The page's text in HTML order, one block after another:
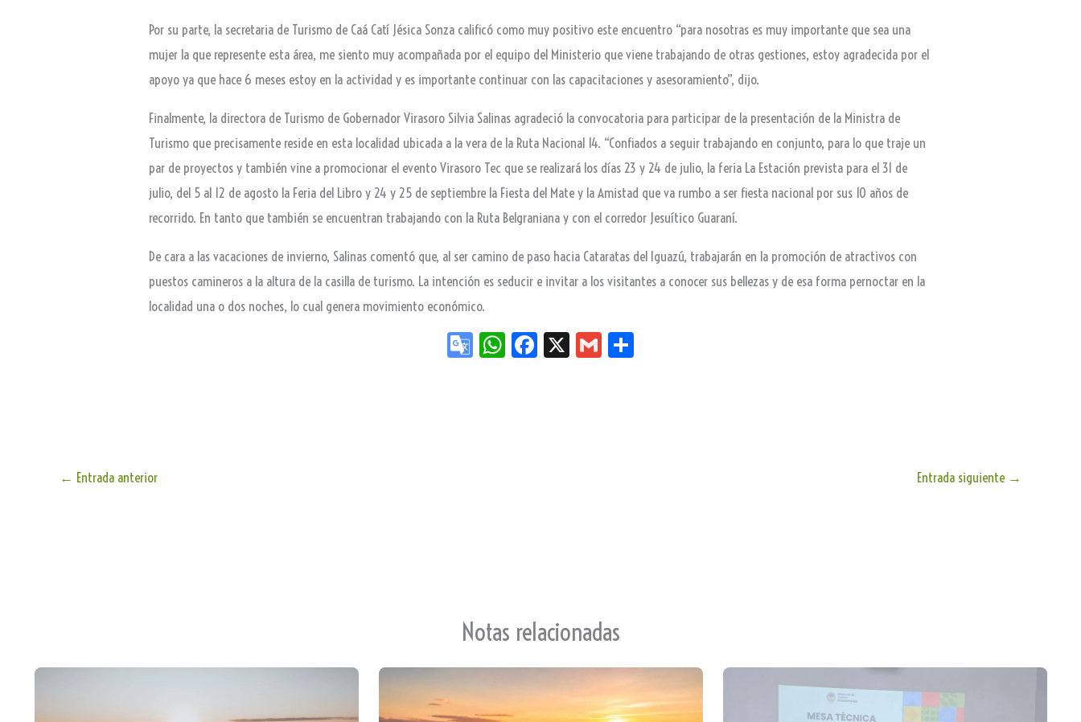
Por su parte, la secretaria de Turismo de Caá Catí Jésica Sonza calificó como muy positivo este encuentro “para nosotras es muy importante que sea una
mujer la que represente esta área, me siento muy acompañada por el equipo del Ministerio que viene trabajando de otras gestiones, estoy agradecida por el
apoyo ya que hace 6 meses estoy en la actividad y es importante continuar con las capacitaciones y asesoramiento”, dijo.
Finalmente, la directora de Turismo de Gobernador Virasoro Silvia Salinas agradeció la convocatoria para participar de la presentación de la Ministra de
Turismo que precisamente reside en esta localidad ubicada a la vera de la Ruta Nacional 14. “Confiados a seguir trabajando en conjunto, para lo que traje un
par de proyectos y también vine a promocionar el evento Virasoro Tec que se realizará los días 23 y 24 de julio, la feria La Estación prevista para el 31 de
julio, del 5 al 12 de agosto la Feria del Libro y 24 y 25 de septiembre la Fiesta del Mate y la Amistad que va rumbo a ser fiesta nacional por sus 10 años de
recorrido. En tanto que también se encuentran trabajando con la Ruta Belgraniana y con el corredor Jesuítico Guaraní.
De cara a las vacaciones de invierno, Salinas comentó que, al ser camino de paso hacia Cataratas del Iguazú, trabajarán en la promoción de atractivos con
puestos camineros a la altura de la casilla de turismo. La intención es seducir e invitar a los visitantes a conocer sus bellezas y de esa forma pernoctar en la
localidad una o dos noches, lo cual genera movimiento económico.
Go W
Fa
X
G
← Entrada anterior Entrada siguiente →
Notas relacionadas